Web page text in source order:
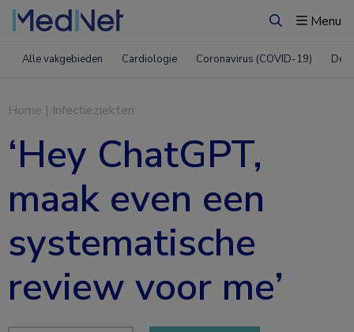
ZoekenMenu
Alle vakgebieden Cardiologie Coronavirus (COVID-19)
Home | Infectieziekten
‘Hey ChatGPT,
maak even een
systematische
review voor me’